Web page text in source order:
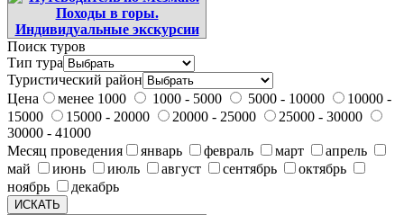
Поиск туров
Тип тура
Туристический район
Цена
менее 1000 1000 - 5000 5000 - 10000
10000 -
15000
15000 - 20000 20000 - 25000
25000 - 30000
30000 - 41000
Месяц проведения
январь февраль март
апрель
май
июнь июль август сентябрь
октябрь
ноябрь
декабрь